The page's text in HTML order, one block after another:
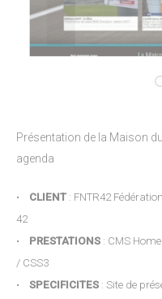
Présentation de la Maison
agenda
• CLIENT : FNTR42
42
• PRESTATIONS : CMS
/ CSS3
• SPECIFICITES : Site de